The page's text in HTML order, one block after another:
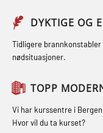
GOC
(GMDSS)
GOC
(MRC102)
GSK
Webinar
STCW
(MBS114)
STCW
STCW
(LFI100)
DYKTIGE OG
Tidligere
nødsituasjoner.
TOPP
Vi har kurssentre i
Hvor vil du ta kurset?